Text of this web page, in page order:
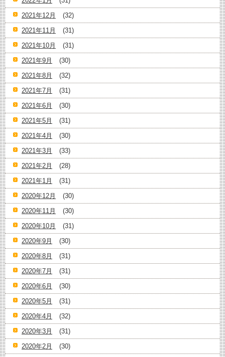
2021年12月
(32)
2021年11月
(31)
2021年10月
(31)
2021年9月
(30)
2021年8月
(32)
2021年7月
(31)
2021年6月
(30)
2021年5月
(31)
2021年4月
(30)
2021年3月
(33)
2021年2月
(28)
2021年1月
(31)
2020年12月
(30)
2020年11月
(30)
2020年10月
(31)
2020年9月
(30)
2020年8月
(31)
2020年7月
(31)
2020年6月
(30)
2020年5月
(31)
2020年4月
(32)
2020年3月
(31)
2020年2月
(30)